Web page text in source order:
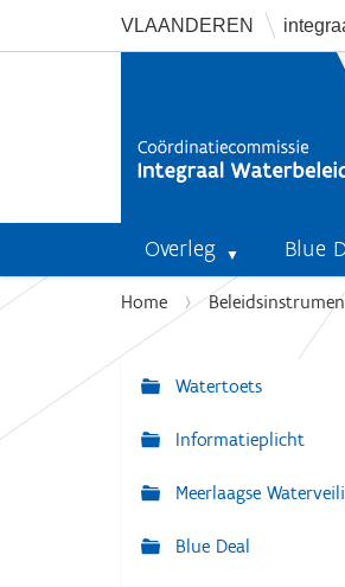
VLAANDEREN
Overleg Blue
U
e
Home
N
a
i
g
Watertoets
Informatieplicht
Meerlaagse
Blue Deal